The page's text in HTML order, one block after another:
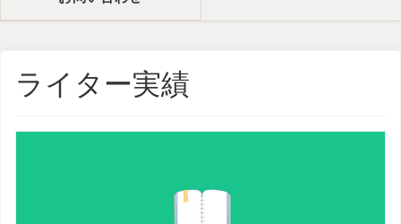
ライター実績